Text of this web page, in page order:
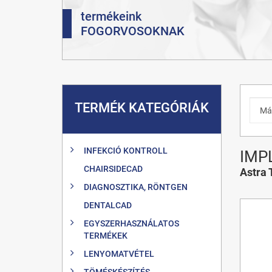
termékeink
FOGORVOSOKNAK
TERMÉK KATEGÓRIÁK
INFEKCIÓ KONTROLL
CHAIRSIDECAD
DIAGNOSZTIKA, RÖNTGEN
DENTALCAD
EGYSZERHASZNÁLATOS
TERMÉKEK
LENYOMATVÉTEL
Astra